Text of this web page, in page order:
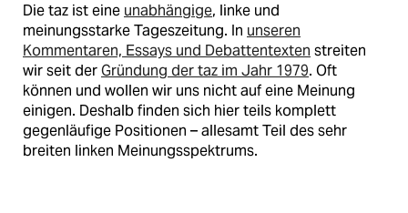
Die taz ist eine unabhängige, linke und
meinungsstarke Tageszeitung. In unseren
Kommentaren, Essays und Debattentexten streiten
wir seit derGründung der taz im Jahr 1979. Oft
können und wollen wir uns nicht auf eine Meinung
einigen. Deshalb finden sich hier teils komplett
gegenläufige Positionen – allesamt Teil des sehr
breiten linken Meinungsspektrums.